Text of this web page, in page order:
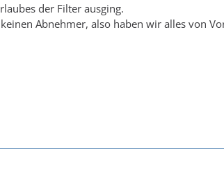
der Filter ausging.
Abnehmer, also haben wir alles von